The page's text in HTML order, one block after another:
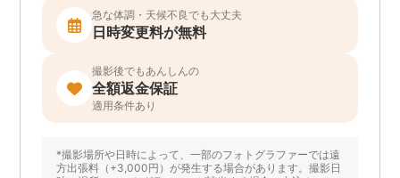
急な体調・天候不良でも大丈夫
日時変更料が無料
撮影後でもあんしんの
全額返金保証
適用条件あり
*撮影場所や日時によって、一部のフォトグラファーでは遠
方出張料（+3,000円）が発生する場合があります。撮影日